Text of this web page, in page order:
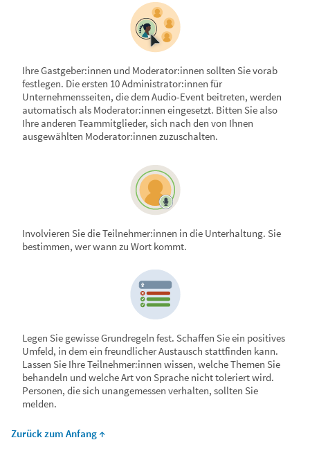
Ihre Gastgeber:innen und Moderator:innen sollten Sie vorab
festlegen. Die ersten 10 Administrator:innen für
Unternehmensseiten, die dem Audio-Event beitreten, werden
automatisch als Moderator:innen eingesetzt. Bitten Sie also
Ihre anderen Teammitglieder, sich nach den von Ihnen
ausgewählten Moderator:innen zuzuschalten.
Involvieren Sie die Teilnehmer:innen in die Unterhaltung. Sie
bestimmen, wer wann zu Wort kommt.
Legen Sie gewisse Grundregeln fest. Schaffen Sie ein positives
Umfeld, in dem ein freundlicher Austausch stattfinden kann.
Lassen Sie Ihre Teilnehmer:innen wissen, welche Themen Sie
behandeln und welche Art von Sprache nicht toleriert wird.
Personen, die sich unangemessen verhalten, sollten Sie
melden.
Zurück zum Anfang ↑